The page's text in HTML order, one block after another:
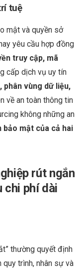
tuệ
mật và quyền sở
yêu cầu hợp đồng
truy cập, mã
cấp dịch vụ uy tín
phân vùng dữ liệu,
về an toàn thông tin
không những an
bảo mật của cả hai
rút ngắn
chi phí dài
thường quyết định
trình, nhân sự và